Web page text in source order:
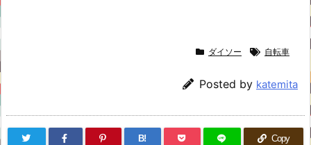
ダイソー 自転車
Posted by katemita
B! Copy